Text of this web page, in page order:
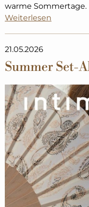
warme Sommertage.
Weiterlesen
21.05.2026
Summer Set-